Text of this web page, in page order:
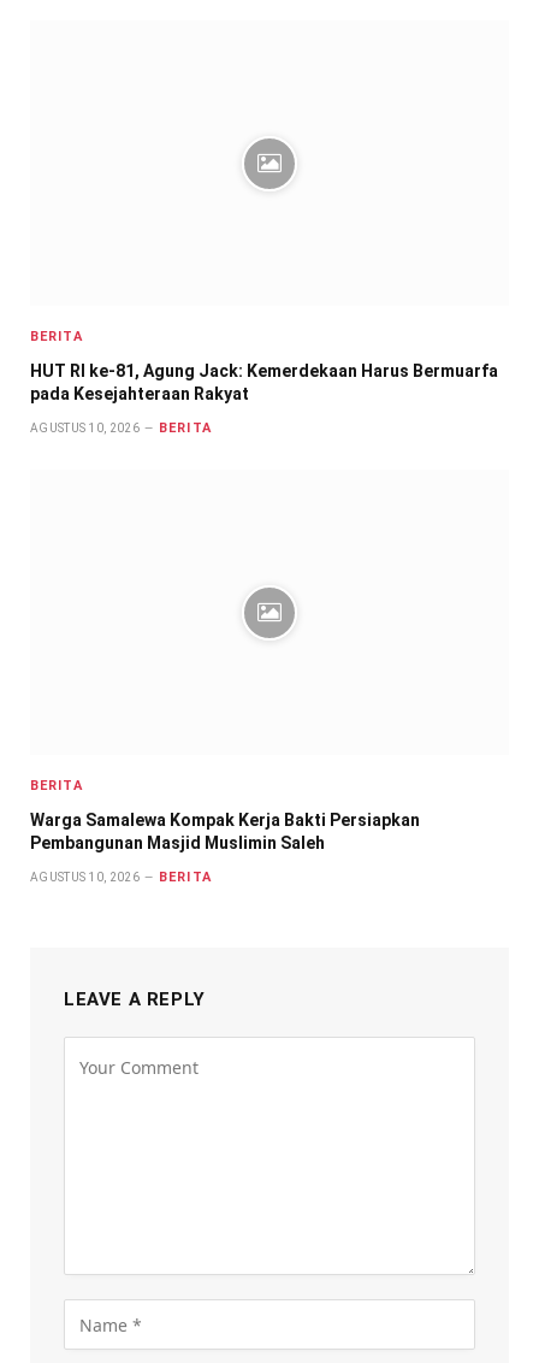
BERITA
HUT RI ke-81, Agung Jack: Kemerdekaan Harus Bermuarfa
pada Kesejahteraan Rakyat
AGUSTUS 10, 2026 BERITA
BERITA
Warga Samalewa Kompak Kerja Bakti Persiapkan
Pembangunan Masjid Muslimin Saleh
AGUSTUS 10, 2026 BERITA
LEAVE A REPLY